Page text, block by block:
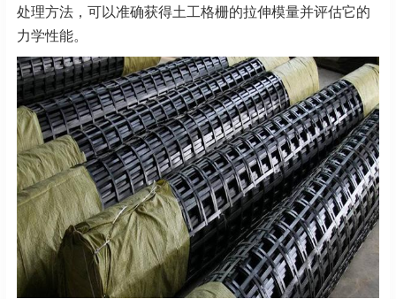
处理方法，可以准确获得土工格栅的拉伸模量并评估它的
力学性能。